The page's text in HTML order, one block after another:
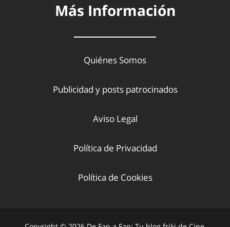
Más Información
Quiénes Somos
Publicidad y posts patrocinados
Aviso Legal
Política de Privacidad
Política de Cookies